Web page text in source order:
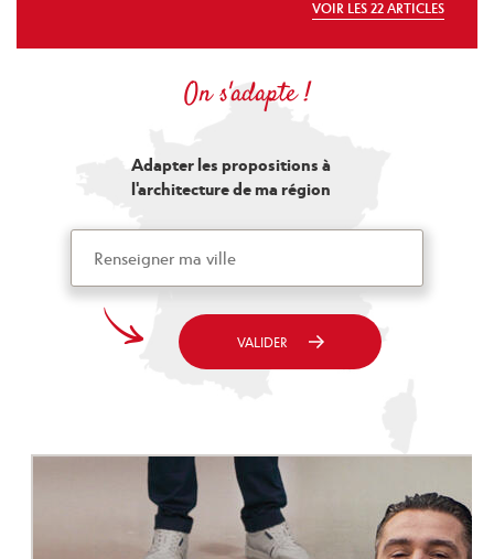
VOIR LES 22 ARTICLES
On s'adapte !
Adapter les propositions à
l'architecture de ma région
postal
ou
VALIDER